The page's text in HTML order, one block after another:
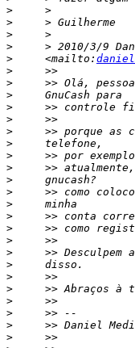
>
>
>
>
> 2010/3/9
>
     <mailto:
>
>
>
>
>
>
>
>
>
>
>
>
>
>
>
>
>
>
>
>
>
>
>